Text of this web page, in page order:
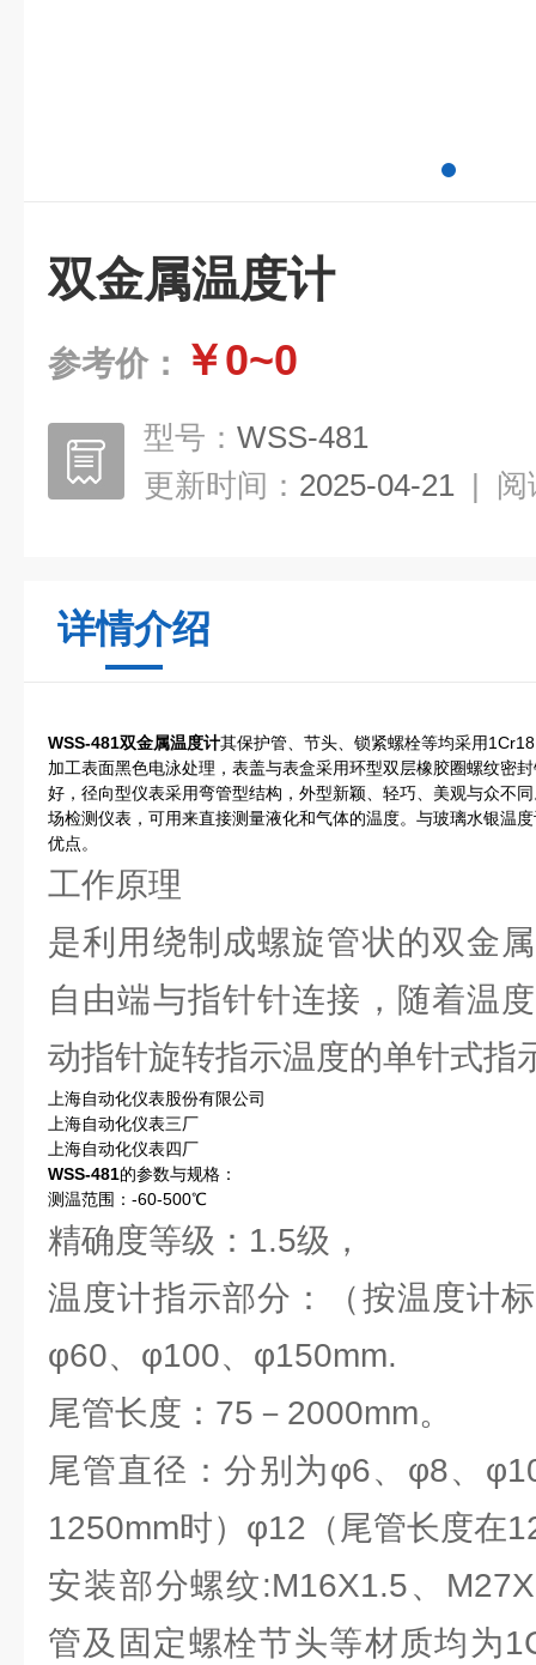
双金属温度计
参考价： ￥0~0
型号： WSS-481
更新时间： 2025-04-21 | 阅
详情介绍
WSS-481双金属温度计其保护管、节头、锁紧螺栓等均采用
加工表面黑色电泳处理，表盖与表盒采用环型双层橡胶圈螺纹密
好，径向型仪表采用弯管型结构，外型新颖、轻巧、美观与众不
场检测仪表，可用来直接测量液化和气体的温度。与玻璃水银温
优点。
工作原理
是利用绕制成螺旋管状的双金
自由端与指针针连接，随着温
动指针旋转指示温度的单针式指
上海自动化仪表股份有限公司
上海自动化仪表三厂
上海自动化仪表四厂
WSS-481的参数与规格：
测温范围：-60-500℃
精确度等级：1.5级，
温度计指示部分：（按温度计
φ60、φ100、φ150mm.
尾管长度：75－2000mm。
尾管直径：分别为φ6、φ8、
1250mm时）φ12（尾管长度在
安装部分螺纹:M16X1.5、
管及固定螺栓节头等材质均为